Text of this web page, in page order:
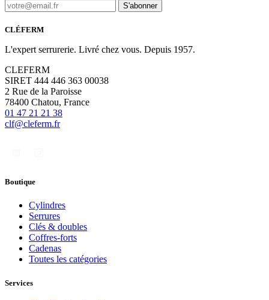
S'abonner
CLÉFERM
L'expert serrurerie. Livré chez vous. Depuis 1957.
CLEFERM
SIRET 444 446 363 00038
2 Rue de la Paroisse
78400 Chatou, France
01 47 21 21 38
clf@cleferm.fr
Boutique
Cylindres
Serrures
Clés & doubles
Coffres-forts
Cadenas
Toutes les catégories
Services